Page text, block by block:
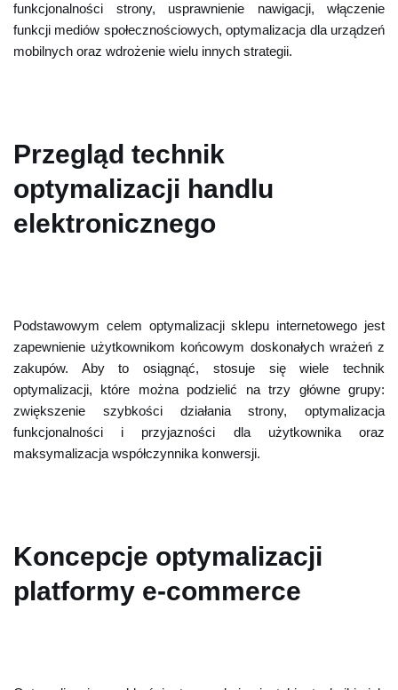
funkcjonalności strony, usprawnienie nawigacji, włączenie
funkcji mediów społecznościowych, optymalizacja dla urządzeń
mobilnych oraz wdrożenie wielu innych strategii.
Przegląd technik
optymalizacji handlu
elektronicznego
Podstawowym celem optymalizacji sklepu internetowego jest
zapewnienie użytkownikom końcowym doskonałych wrażeń z
zakupów. Aby to osiągnąć, stosuje się wiele technik
optymalizacji, które można podzielić na trzy główne grupy:
zwiększenie szybkości działania strony, optymalizacja
funkcjonalności i przyjazności dla użytkownika oraz
maksymalizacja współczynnika konwersji.
Koncepcje optymalizacji
platformy e-commerce